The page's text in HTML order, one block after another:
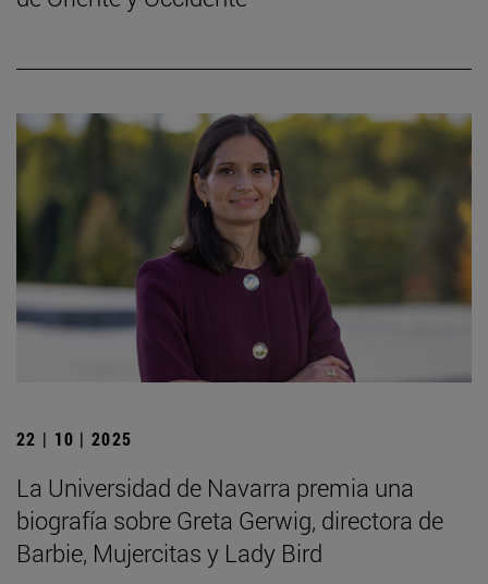
22 | 10 | 2025
La Universidad de Navarra premia una
biografía sobre Greta Gerwig, directora de
Barbie, Mujercitas y Lady Bird